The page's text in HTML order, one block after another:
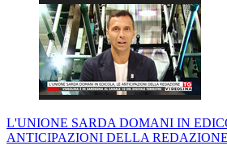
L'UNIONE SARDA DOMANI IN
ANTICIPAZIONI DELLA REDAZIONE